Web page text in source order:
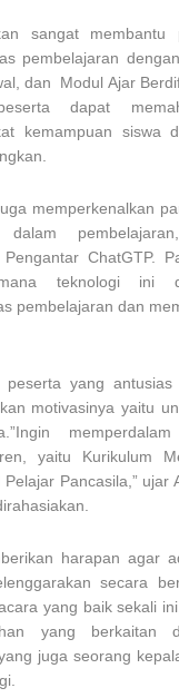
sangat membantu
pembelajaran
dan Modul Ajar
dapat
kemampuan siswa
memperkenalkan
ChatGTP.
teknologi ini
pembelajaran dan
peserta yang
motivasinya yaitu
yaitu Kurikulum
Pancasila,” ujar
harapan agar
secara
yang baik sekali
yang berkaitan
juga seorang